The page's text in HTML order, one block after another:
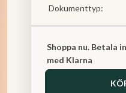
Dokumenttyp:
Shoppa nu. Betala
med Klarna